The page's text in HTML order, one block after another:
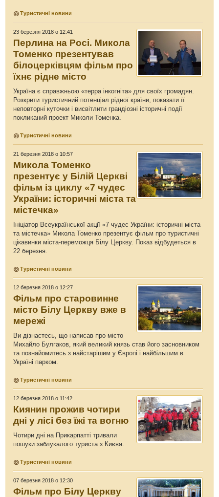
Туристичні новини
23 березня 2018 о 12:41
Перлина на Росі. Микола
Томенко презентував
білоцерківцям фільм про
їхнє рідне місто
Україна є справжньою «терра інкогніта» для своїх громадян.
Розкрити туристичний потенціал рідної країни, показати її
неповторні куточки і висвітлити грандіозні історичні події
покликаний проект Миколи Томенка.
Туристичні новини
21 березня 2018 о 10:57
Микола Томенко
презентує у Білій Церкві
фільм із циклу «7 чудес
України: історичні міста та
містечка»
Ініціатор Всеукраїнської акції «7 чудес України: історичні міста
та містечка» Микола Томенко презентує фільм про туристичні
цікавинки міста-переможця Білу Церкву. Показ відбудеться в
22 березня.
Туристичні новини
12 березня 2018 о 12:27
Фільм про старовинне
місто Білу Церкву вже в
мережі
Ви дізнаєтесь, що написав про місто
Михайло Булгаков, який великий князь став його засновником
та познайомитесь з найстарішим у Європі і найбільшим в
Україні парком.
Туристичні новини
12 березня 2018 о 11:42
Киянин прожив чотири
дні у лісі без їжі та вогню
Чотири дні на Прикарпатті тривали
пошуки заблукалого туриста з Києва.
Туристичні новини
07 березня 2018 о 12:30
Фільм про Білу Церкву